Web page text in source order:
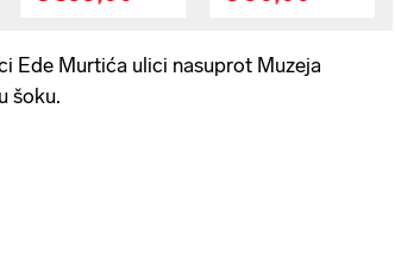
Ede Murtića ulici nasuprot Muzeja
šoku.